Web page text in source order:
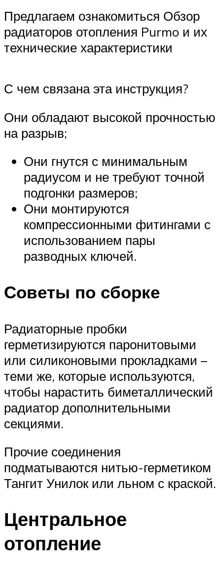
Предлагаем ознакомиться Обзор
радиаторов отопления Purmo и их
технические характеристики
С чем связана эта инструкция?
Они обладают высокой прочностью
на разрыв;
Они гнутся с минимальным
радиусом и не требуют точной
подгонки размеров;
Они монтируются
компрессионными фитингами с
использованием пары
разводных ключей.
Советы по сборке
Радиаторные пробки
герметизируются паронитовыми
или силиконовыми прокладками –
теми же, которые используются,
чтобы нарастить биметаллический
радиатор дополнительными
секциями.
Прочие соединения
подматываются нитью-герметиком
Тангит Унилок или льном с краской.
Центральное
отопление